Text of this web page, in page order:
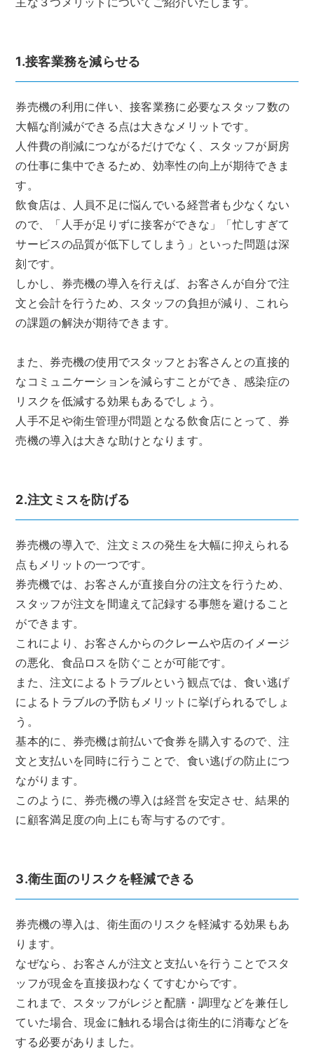
1.接客業務を減らせる
券売機の利用に伴い、接客業務に必要なスタッフ数の
大幅な削減ができる点は大きなメリットです。
人件費の削減につながるだけでなく、スタッフが厨房
の仕事に集中できるため、効率性の向上が期待できま
す。
飲食店は、人員不足に悩んでいる経営者も少なくない
ので、「人手が足りずに接客ができな」「忙しすぎて
サービスの品質が低下してしまう」といった問題は深
刻です。
しかし、券売機の導入を行えば、お客さんが自分で注
文と会計を行うため、スタッフの負担が減り、これら
の課題の解決が期待できます。
また、券売機の使用でスタッフとお客さんとの直接的
なコミュニケーションを減らすことができ、感染症の
リスクを低減する効果もあるでしょう。
人手不足や衛生管理が問題となる飲食店にとって、券
売機の導入は大きな助けとなります。
2.注文ミスを防げる
券売機の導入で、注文ミスの発生を大幅に抑えられる
点もメリットの一つです。
券売機では、お客さんが直接自分の注文を行うため、
スタッフが注文を間違えて記録する事態を避けること
ができます。
これにより、お客さんからのクレームや店のイメージ
の悪化、食品ロスを防ぐことが可能です。
また、注文によるトラブルという観点では、食い逃げ
によるトラブルの予防もメリットに挙げられるでしょ
う。
基本的に、券売機は前払いで食券を購入するので、注
文と支払いを同時に行うことで、食い逃げの防止につ
ながります。
このように、券売機の導入は経営を安定させ、結果的
に顧客満足度の向上にも寄与するのです。
3.衛生面のリスクを軽減できる
券売機の導入は、衛生面のリスクを軽減する効果もあ
ります。
なぜなら、お客さんが注文と支払いを行うことでスタ
ッフが現金を直接扱わなくてすむからです。
これまで、スタッフがレジと配膳・調理などを兼任し
ていた場合、現金に触れる場合は衛生的に消毒などを
する必要がありました。